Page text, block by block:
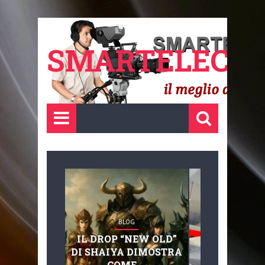
BLOG
IL DROP “NEW OLD”
DI SHAIYA DIMOSTRA